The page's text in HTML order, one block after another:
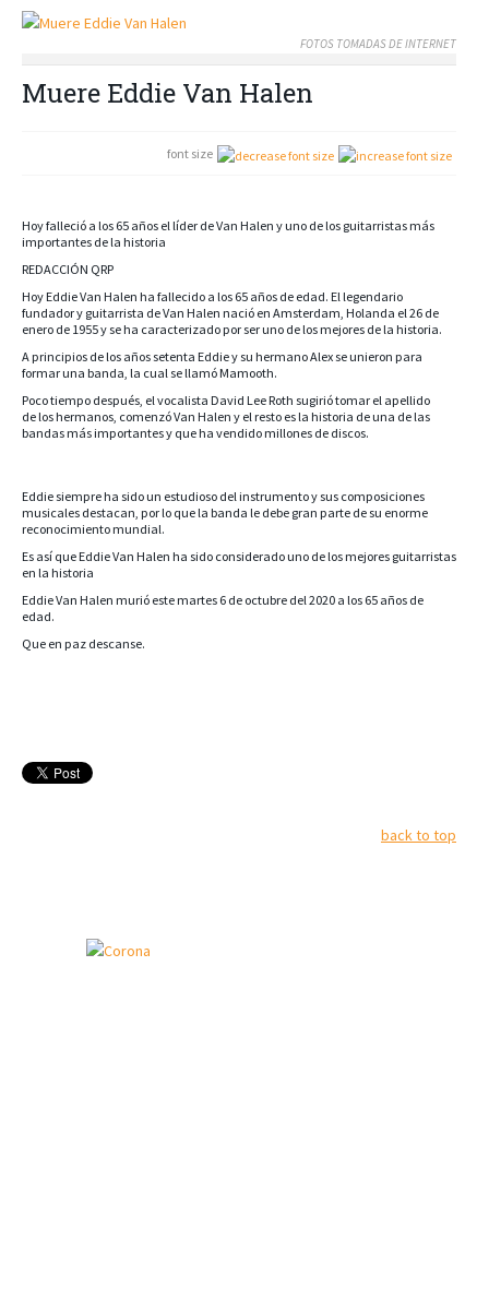
FOTOS TOMADAS DE INTERNET
Muere Eddie Van Halen
font size
Hoy falleció a los 65 años el líder de Van Halen y uno de los guitarristas más
importantes de la historia
REDACCIÓN QRP
Hoy Eddie Van Halen ha fallecido a los 65 años de edad. El legendario
fundador y guitarrista de Van Halen nació en Amsterdam, Holanda el 26 de
enero de 1955 y se ha caracterizado por ser uno de los mejores de la historia.
A principios de los años setenta Eddie y su hermano Alex se unieron para
formar una banda, la cual se llamó Mamooth.
Poco tiempo después, el vocalista David Lee Roth sugirió tomar el apellido
de los hermanos, comenzó Van Halen y el resto es la historia de una de las
bandas más importantes y que ha vendido millones de discos.
Eddie siempre ha sido un estudioso del instrumento y sus composiciones
musicales destacan, por lo que la banda le debe gran parte de su enorme
reconocimiento mundial.
Es así que Eddie Van Halen ha sido considerado uno de los mejores guitarristas
en la historia
Eddie Van Halen murió este martes 6 de octubre del 2020 a los 65 años de
edad.
Que en paz descanse.
back to top